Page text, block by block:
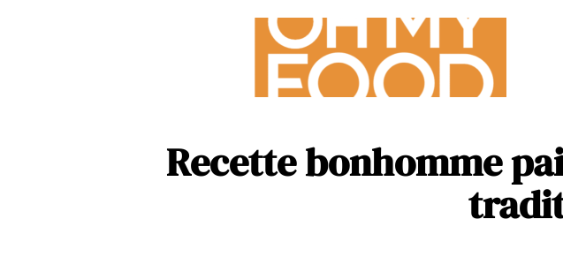
Recette bonhomme